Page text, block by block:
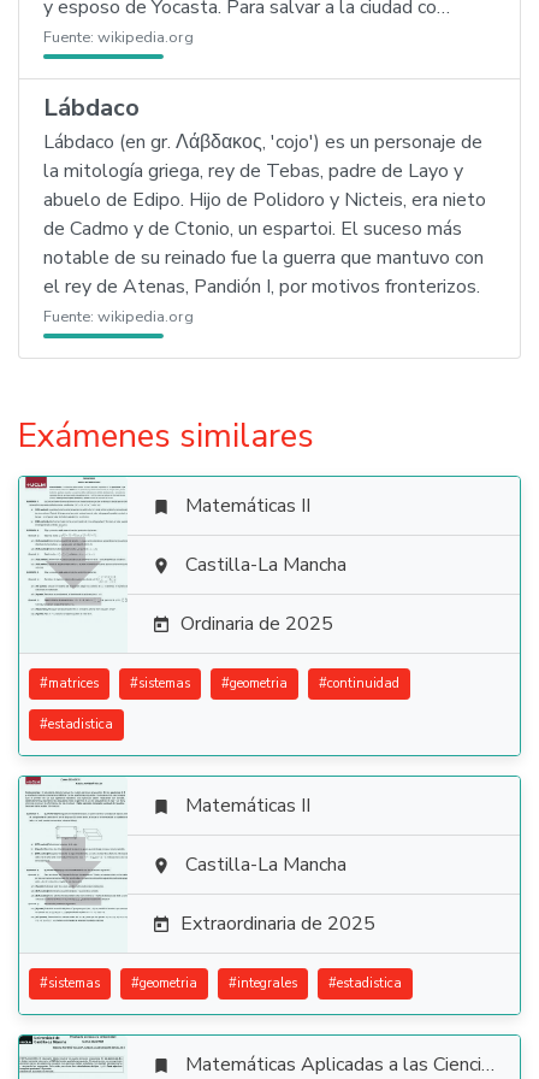
y esposo de Yocasta. Para salvar a la ciudad co…
Fuente: wikipedia.org
Lábdaco
Lábdaco (en gr. Λάβδακος, 'cojo') es un personaje de
la mitología griega, rey de Tebas, padre de Layo y
abuelo de Edipo. Hijo de Polidoro y Nicteis, era nieto
de Cadmo y de Ctonio, un espartoi. El suceso más
notable de su reinado fue la guerra que mantuvo con
el rey de Atenas, Pandión I, por motivos fronterizos.
Fuente: wikipedia.org
Exámenes similares

 Matemáticas II
 Castilla-La Mancha
 Ordinaria de 2025
#matrices #sistemas #geometria #continuidad
#estadistica

 Matemáticas II
 Castilla-La Mancha
 Extraordinaria de 2025
#sistemas #geometria #integrales #estadistica
 Matemáticas Aplicadas a las Ciencias Sociales